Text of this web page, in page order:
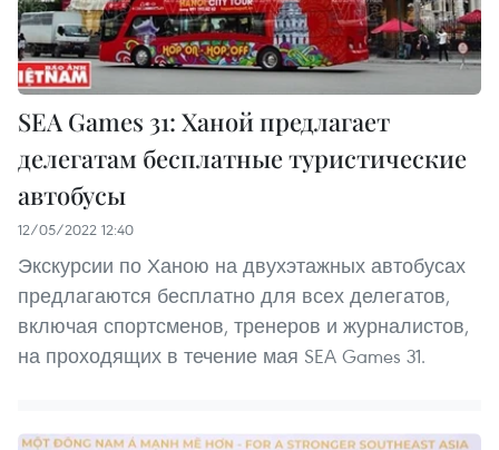
SEA Games 31: Ханой предлагает
делегатам бесплатные туристические
автобусы
12/05/2022 12:40
Экскурсии по Ханою на двухэтажных автобусах
предлагаются бесплатно для всех делегатов,
включая спортсменов, тренеров и журналистов,
на проходящих в течение мая SEA Games 31.